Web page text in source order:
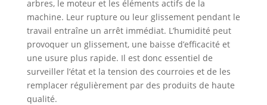
arbres, le moteur et les éléments actifs de la
machine. Leur rupture ou leur glissement pendant le
travail entraîne un arrêt immédiat. L’humidité peut
provoquer un glissement, une baisse d’efficacité et
une usure plus rapide. Il est donc essentiel de
surveiller l’état et la tension des courroies et de les
remplacer régulièrement par des produits de haute
qualité.